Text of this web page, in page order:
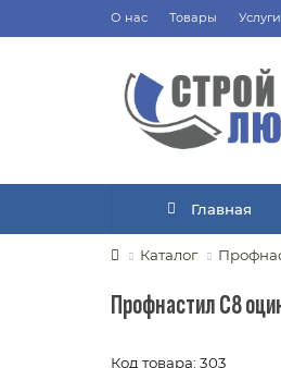
О нас Товары Услуги
Главная
Каталог
Профнастил С8
Код товара: 303